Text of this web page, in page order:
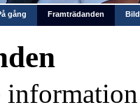
gång Framträdanden